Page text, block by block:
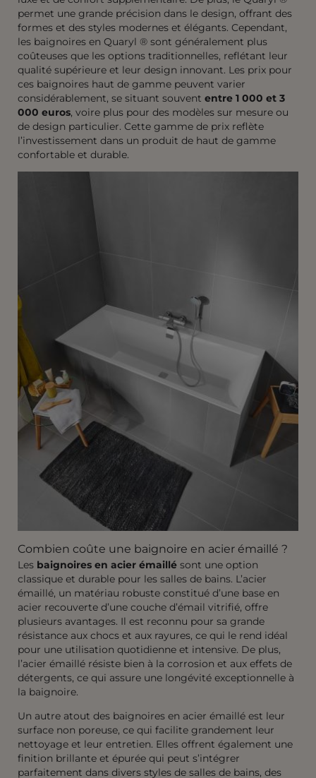
permet une grande précision dans le design, offrant des
formes et des styles modernes et élégants. Cependant,
les baignoires en Quaryl ® sont généralement plus
coûteuses que les options traditionnelles, reflétant leur
qualité supérieure et leur design innovant. Les prix pour
ces baignoires haut de gamme peuvent varier
considérablement, se situant souvent entre 1 000 et 3
000 euros, voire plus pour des modèles sur mesure ou
de design particulier. Cette gamme de prix reflète
l’investissement dans un produit de haut de gamme
confortable et durable.
Combien coûte une baignoire en acier émaillé ?
Les baignoires en acier émaillé sont une option
classique et durable pour les salles de bains. L’acier
émaillé, un matériau robuste constitué d’une base en
acier recouverte d’une couche d’émail vitrifié, offre
plusieurs avantages. Il est reconnu pour sa grande
résistance aux chocs et aux rayures, ce qui le rend idéal
pour une utilisation quotidienne et intensive. De plus,
l’acier émaillé résiste bien à la corrosion et aux effets de
détergents, ce qui assure une longévité exceptionnelle à
la baignoire.
Un autre atout des baignoires en acier émaillé est leur
surface non poreuse, ce qui facilite grandement leur
nettoyage et leur entretien. Elles offrent également une
finition brillante et épurée qui peut s’intégrer
parfaitement dans divers styles de salles de bains, des